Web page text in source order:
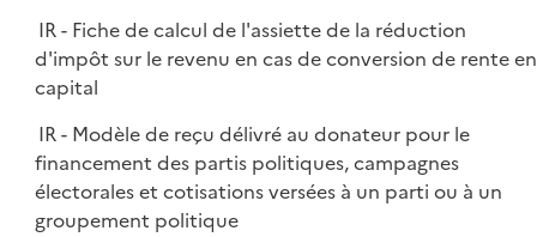
IR - Fiche de calcul de l'assiette de la réduction
d'impôt sur le revenu en cas de conversion de rente en
capital
IR - Modèle de reçu délivré au donateur pour le
financement des partis politiques, campagnes
électorales et cotisations versées à un parti ou à un
groupement politique